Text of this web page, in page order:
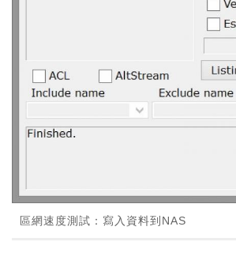
區網速度測試：寫入資料到NAS